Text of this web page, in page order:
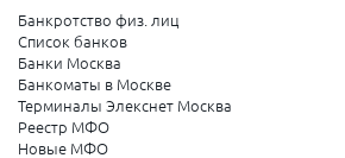
Банкротство физ. лиц
Список банков
Банки Москва
Банкоматы в Москве
Терминалы Элекснет Москва
Реестр МФО
Новые МФО